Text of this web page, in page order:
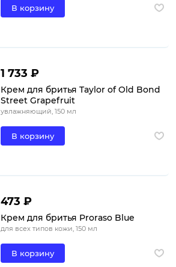
В корзину
1 733 ₽
Крем для бритья Taylor of Old Bond
Street Grapefruit
увлажняющий, 150 мл
В корзину
473 ₽
Крем для бритья Proraso Blue
для всех типов кожи, 150 мл
В корзину